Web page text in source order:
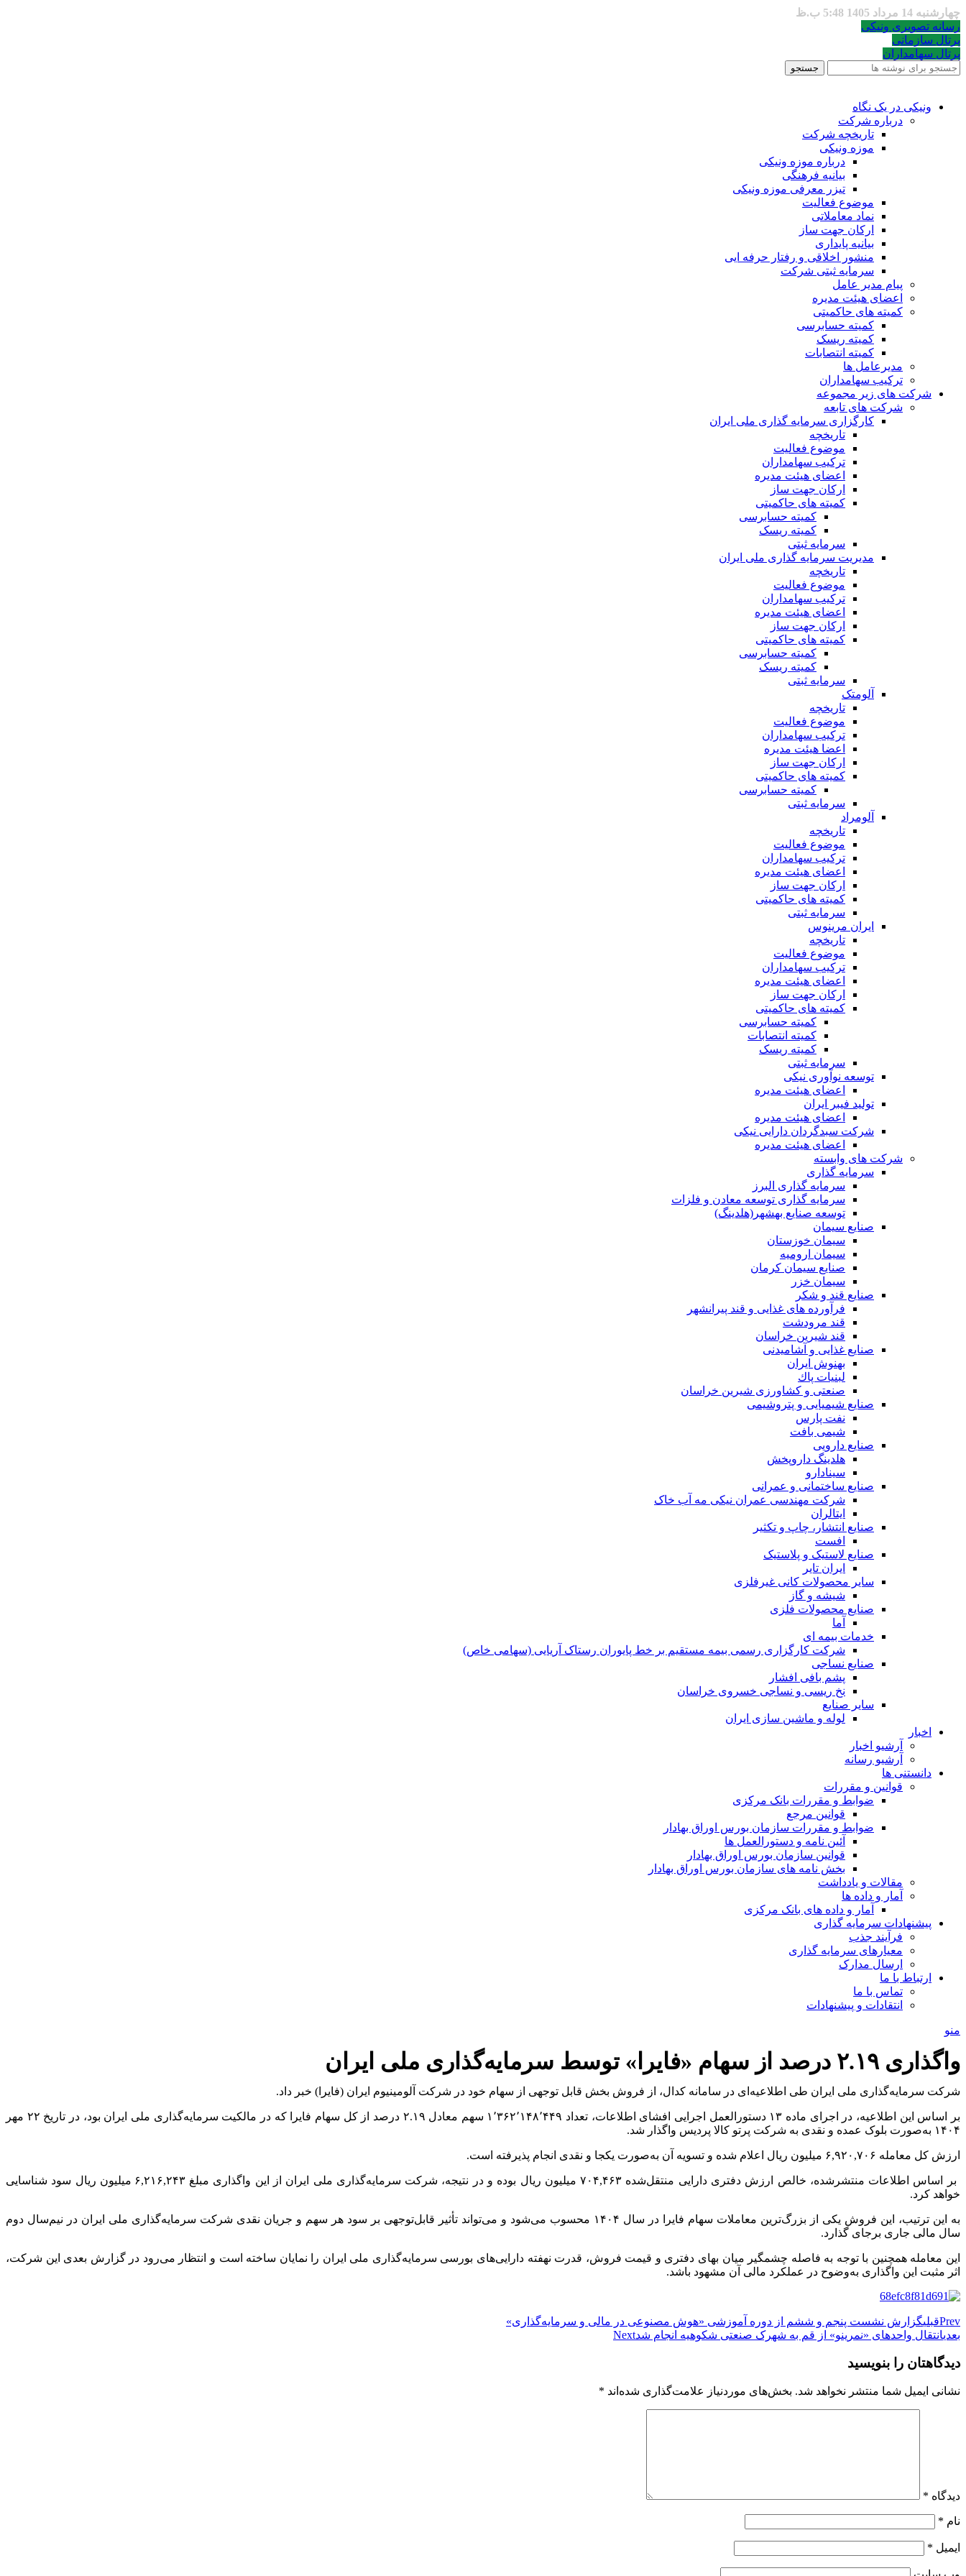
چهارشنبه 14 مرداد 1405 5:48 ب.ظ
رسانه تصویری ونیکی
پرتال سازمانی
پرتال سهامداران
جستجو
ونیکی در یک نگاه
درباره شرکت
تاریخچه شرکت
موزه ونیکی
درباره موزه ونیکی
بیانیه فرهنگی
تیزر معرفی موزه ونیکی
موضوع فعالیت
نماد معاملاتی
ارکان جهت ساز
بیانیه پایداری
منشور اخلاقی و رفتار حرفه ایی
سرمایه ثبتی شرکت
پیام مدیر عامل
اعضای هیئت مدیره
کمیته های حاکمیتی
کمیته حسابرسی
کمیته ریسک
کمیته انتصابات
مدیرعامل ها
ترکیب سهامداران
شرکت های زیر مجموعه
شرکت های تابعه
کارگزاری سرمایه گذاری ملی ایران
تاریخچه
موضوع فعالیت
ترکیب سهامداران
اعضای هیئت مدیره
ارکان جهت ساز
کمیته های حاکمیتی
کمیته حسابرسی
کمیته ریسک
سرمایه ثبتی
مدیریت سرمایه گذاری ملی ایران
تاریخچه
موضوع فعالیت
ترکیب سهامداران
اعضای هیئت مدیره
ارکان جهت ساز
کمیته های حاکمیتی
کمیته حسابرسی
کمیته ریسک
سرمایه ثبتی
آلومتک
تاریخچه
موضوع فعالیت
ترکیب سهامداران
اعضا هیئت مدیره
ارکان جهت ساز
کمیته های حاکمیتی
کمیته حسابرسی
سرمایه ثبتی
آلومراد
تاریخچه
موضوع فعالیت
ترکیب سهامداران
اعضای هیئت مدیره
ارکان جهت ساز
کمیته های حاکمیتی
سرمایه ثبتی
ایران مرینوس
تاریخچه
موضوع فعالیت
ترکیب سهامداران
اعضای هیئت مدیره
ارکان جهت ساز
کمیته های حاکمیتی
کمیته حسابرسی
کمیته انتصابات
کمیته ریسک
سرمایه ثبتی
توسعه نوآوری نیکی
اعضای هیئت مدیره
تولید فیبر ایران
اعضای هیئت مدیره
شرکت سبدگردان دارایی نیکی
اعضای هیئت مدیره
شرکت های وابسته
سرمایه گذاری
سرمایه گذاری البرز
سرمایه گذاری توسعه معادن و فلزات
توسعه‌ صنایع‌ بهشهر(هلدینگ)
صنایع سیمان
سیمان خوزستان
سیمان ارومیه
صنایع سیمان کرمان
سیمان خزر
صنایع قند و شکر
فرآورده های غذایی و قند پیرانشهر
قند مرودشت
قند شیرین خراسان
صنایع غذايی و آشاميدنی
بهنوش ایران
لبنيات پاك
صنعتی و کشاورزی شیرین خراسان
صنایع شیمیایی و پتروشیمی
نفت پارس
شیمی بافت
صنایع دارویی
هلدینگ داروپخش
سینادارو
صنایع ساختمانی و عمرانی
شرکت مهندسی عمران نیکی مه آب خاک
ایتالران
صنایع انتشار، چاپ و تکثير
افست
صنایع لاستیک و پلاستیک
ایران تایر
ساير محصولات كانی غيرفلزی
شیشه و گاز
صنایع محصولات فلزی
آما
خدمات بیمه ای
شرکت کارگزاری رسمی بیمه مستقیم بر خط پایوران رستاک آریایی (سهامی خاص)
صنایع نساجی
پشم بافی افشار
نخ ریسی و نساجی خسروی خراسان
سایر صنایع
لوله و ماشین سازی ایران
اخبار
آرشیو اخبار
آرشیو رسانه
دانستنی ها
قوانین و مقررات
ضوابط و مقررات بانک مرکزی
قوانين مرجع
ضوابط و مقررات سازمان بورس اوراق بهادار
آئین نامه و دستورالعمل ها
قوانین سازمان بورس اوراق بهادار
بخش نامه های سازمان بورس اوراق بهادار
مقالات و یادداشت
آمار و داده ها
آمار و داده های بانک مرکزی
پیشنهادات سرمایه گذاری
فرآیند جذب
معیارهای سرمایه گذاری
ارسال مدارک
ارتباط با ما
تماس با ما
انتقادات و پیشنهادات
منو
واگذاری ۲.۱۹ درصد از سهام «فایرا» توسط سرمایه‌گذاری ملی ایران
شرکت سرمایه‌گذاری ملی ایران طی اطلاعیه‌ای در سامانه کدال، از فروش بخش قابل توجهی از سهام خود در شرکت آلومینیوم ایران (فایرا) خبر داد.
بر اساس این اطلاعیه، در اجرای ماده ۱۳ دستورالعمل اجرایی افشای اطلاعات، تعداد ۱٬۳۶۲٬۱۴۸٬۴۴۹ سهم معادل ۲.۱۹ درصد از کل سهام فایرا که در مالکیت سرمایه‌گذاری ملی ایران بود، در تاریخ ۲۲ مهر
۱۴۰۴ به‌صورت بلوک عمده و نقدی به شرکت پرتو کالا پردیس واگذار شد.
ارزش کل معامله ۶,۹۲۰,۷۰۶ میلیون ریال اعلام شده و تسویه آن به‌صورت یکجا و نقدی انجام پذیرفته است.
بر اساس اطلاعات منتشرشده، خالص ارزش دفتری دارایی منتقل‌شده ۷۰۴,۴۶۳ میلیون ریال بوده و در نتیجه، شرکت سرمایه‌گذاری ملی ایران از این واگذاری مبلغ ۶,۲۱۶,۲۴۳ میلیون ریال سود شناسایی
خواهد کرد.
به این ترتیب، این فروش یکی از بزرگ‌ترین معاملات سهام فایرا در سال ۱۴۰۴ محسوب می‌شود و می‌تواند تأثیر قابل‌توجهی بر سود هر سهم و جریان نقدی شرکت سرمایه‌گذاری ملی ایران در نیم‌سال دوم
سال مالی جاری برجای گذارد.
این معامله همچنین با توجه به فاصله چشمگیر میان بهای دفتری و قیمت فروش، قدرت نهفته دارایی‌های بورسی سرمایه‌گذاری ملی ایران را نمایان ساخته است و انتظار می‌رود در گزارش بعدی این شرکت،
اثر مثبت این واگذاری به‌وضوح در عملکرد مالی آن مشهود باشد.
Prevقبلیگزارش نشست پنجم و ششم از دوره آموزشی «هوش مصنوعی در مالی و سرمایه‌گذاری»
بعدیانتقال واحدهای «نمرینو» از قم به شهرک صنعتی شکوهیه انجام شدNext
دیدگاهتان را بنویسید
نشانی ایمیل شما منتشر نخواهد شد. بخش‌های موردنیاز علامت‌گذاری شده‌اند *
دیدگاه *
نام *
ایمیل *